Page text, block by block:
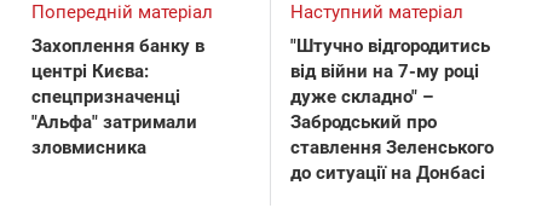
Попередній матеріал
Захоплення банку в
центрі Києва:
спецпризначенці
"Альфа" затримали
зловмисника
Наступний матеріал
"Штучно відгородитись
від війни на 7-му році
дуже складно" –
Забродський про
ставлення Зеленського
до ситуації на Донбасі